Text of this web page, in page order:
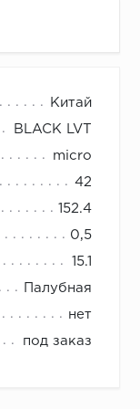
Китай
BLACK LVT
micro
42
152.4
0,5
15.1
Палубная
нет
под заказ